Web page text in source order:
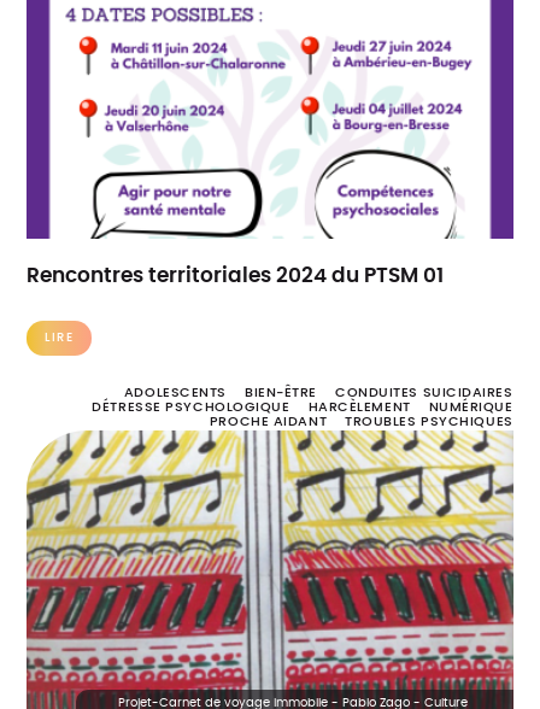
Rencontres territoriales 2024 du PTSM 01
LIRE
ADOLESCENTS BIEN-ÊTRE
CONDUITES SUICIDAIRES
DÉTRESSE PSYCHOLOGIQUE
HARCÈLEMENT
NUMÉRIQUE
PROCHE AIDANT
TROUBLES PSYCHIQUES
Projet-Carnet de voyage immobile - Pablo Zago - Culture